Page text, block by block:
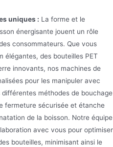
uniques : La forme et le
énergisante jouent un rôle
consommateurs. Que vous
élégantes, des bouteilles PET
innovants, nos machines de
pour les manipuler avec
méthodes de bouchage
fermeture sécurisée et étanche
de la boisson. Notre équipe
avec vous pour optimiser
bouteilles, minimisant ainsi le